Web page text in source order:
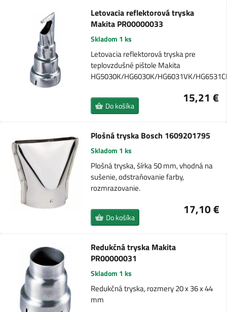
Letovacia reflektorová tryska
Makita PR00000033
Skladom 1 ks
Letovacia reflektorová tryska pre
teplovzdušné pištole Makita
HG5030K/HG6030K/HG6031VK/
15,21 €
Do košíka
Plošná tryska Bosch 1609201795
Skladom 1 ks
Plošná tryska, šírka 50 mm, vhodná na
sušenie, odstraňovanie farby,
rozmrazovanie.
17,10 €
Do košíka
Redukčná tryska Makita
PR00000031
Skladom 1 ks
Redukčná tryska, rozmery 20 x 36 x 44
mm